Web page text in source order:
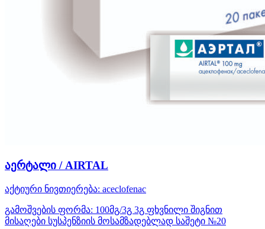
აერტალი / AIRTAL
აქტიური ნივთიერება: aceclofenac
გამოშვების ფორმა: 100მგ/3გ 3გ ფხვნილი შიგნით
მისაღები სუსპენზიის მოსამზადებლად საშეტი №20